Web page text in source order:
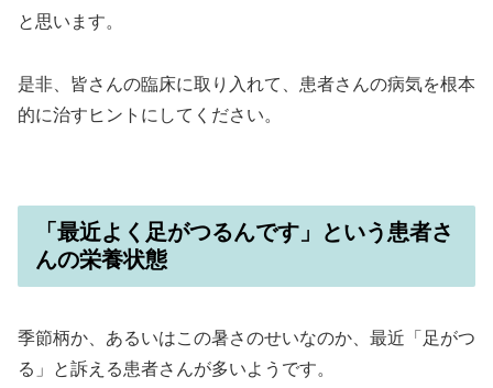
と思います。
是非、皆さんの臨床に取り入れて、患者さんの病気を根本
的に治すヒントにしてください。
「最近よく足がつるんです」という患者さ
んの栄養状態
季節柄か、あるいはこの暑さのせいなのか、最近「足がつ
る」と訴える患者さんが多いようです。